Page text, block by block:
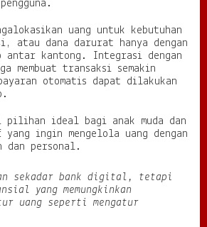
uang untuk kebutuhan
atau dana darurat hanya dengan
antar kantong. Integrasi dengan
membuat transaksi semakin
otomatis dapat dilakukan
pilihan ideal bagi anak muda dan
ingin mengelola uang dengan
dan personal.
sekadar bank digital, tetapi
yang memungkinkan
uang seperti mengatur